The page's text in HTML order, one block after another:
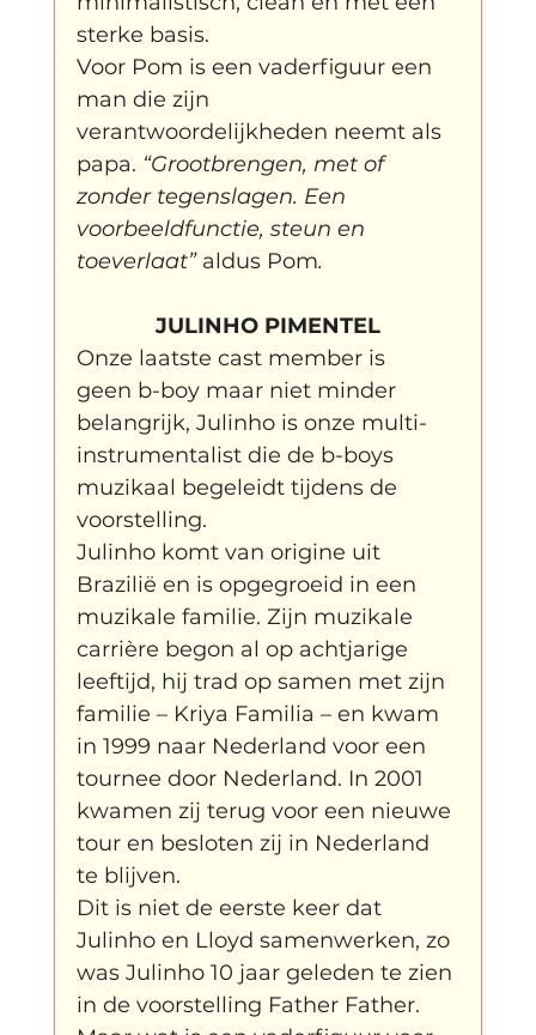
sterke basis.
Voor Pom is een vaderfiguur een
man die zijn
verantwoordelijkheden neemt als
papa. “Grootbrengen, met of
zonder tegenslagen. Een
voorbeeldfunctie, steun en
toeverlaat” aldus Pom.
JULINHO PIMENTEL
Onze laatste cast member is
geen b-boy maar niet minder
belangrijk, Julinho is onze multi-
instrumentalist die de b-boys
muzikaal begeleidt tijdens de
voorstelling.
Julinho komt van origine uit
Brazilië en is opgegroeid in een
muzikale familie. Zijn muzikale
carrière begon al op achtjarige
leeftijd, hij trad op samen met zijn
familie – Kriya Familia – en kwam
in 1999 naar Nederland voor een
tournee door Nederland. In 2001
kwamen zij terug voor een nieuwe
tour en besloten zij in Nederland
te blijven.
Dit is niet de eerste keer dat
Julinho en Lloyd samenwerken, zo
was Julinho 10 jaar geleden te zien
in de voorstelling Father Father.